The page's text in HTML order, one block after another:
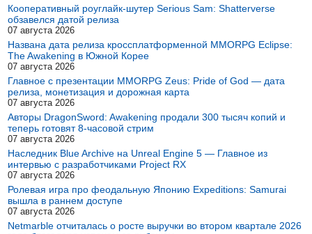
Кооперативный роуглайк-шутер Serious Sam: Shatterverse
обзавелся датой релиза
07 августа 2026
Названа дата релиза кроссплатформенной MMORPG Eclipse:
The Awakening в Южной Корее
07 августа 2026
Главное с презентации MMORPG Zeus: Pride of God — дата
релиза, монетизация и дорожная карта
07 августа 2026
Авторы DragonSword: Awakening продали 300 тысяч копий и
теперь готовят 8-часовой стрим
07 августа 2026
Наследник Blue Archive на Unreal Engine 5 — Главное из
интервью с разработчиками Project RX
07 августа 2026
Ролевая игра про феодальную Японию Expeditions: Samurai
вышла в раннем доступе
07 августа 2026
Netmarble отчиталась о росте выручки во втором квартале 2026